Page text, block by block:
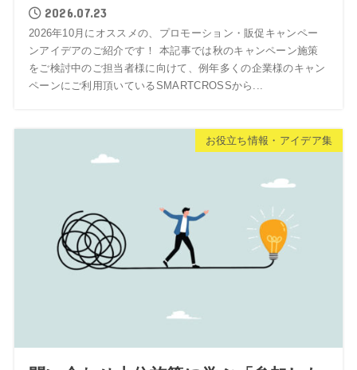
2026.07.23
2026年10月にオススメの、プロモーション・販促キャンペー
ンアイデアのご紹介です！ 本記事では秋のキャンペーン施策
をご検討中のご担当者様に向けて、例年多くの企業様のキャン
ペーンにご利用頂いているSMARTCROSSから...
お役立ち情報・アイデア集